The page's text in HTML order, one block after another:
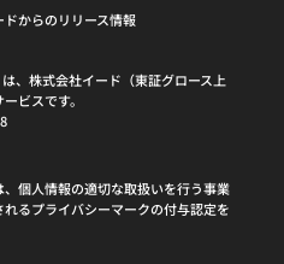
ドからのリリース情報
、株式会社イード（東証グロース上
ビスです。
個人情報の適切な取扱いを行う事業
るプライバシーマークの付与認定を